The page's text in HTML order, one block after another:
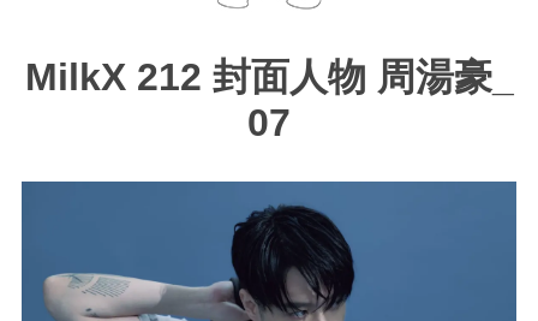
MilkX 212 封面人物 周湯豪_
07